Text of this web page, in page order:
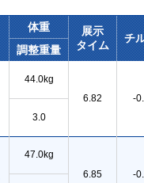
体重
展示
タイム
チ
調整重量
44.0kg
6.82
-
3.0
47.0kg
6.85
-